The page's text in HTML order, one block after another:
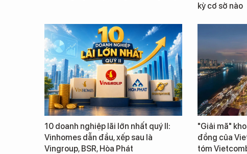
kỳ cơ sở nào
10 doanh nghiệp lãi lớn nhất quý II:
Vinhomes dẫn đầu, xếp sau là
Vingroup, BSR, Hòa Phát
"Giải mã"
đồng của
tóm